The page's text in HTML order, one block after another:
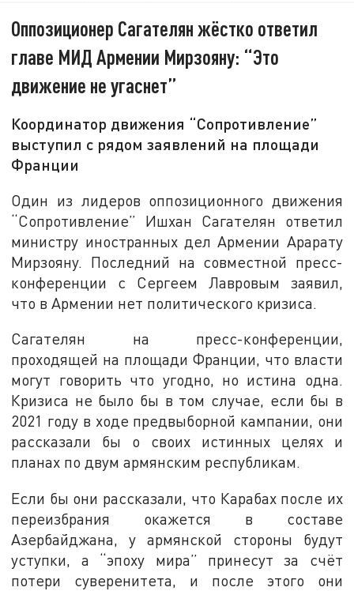
Оппозиционер Сагателян жёстко ответил
главе МИД Армении Мирзояну: “Это
движение не угаснет”
Координатор движения “Сопротивление”
выступил с рядом заявлений на площади
Франции
Один из лидеров оппозиционного движения
“Сопротивление” Ишхан Сагателян ответил
министру иностранных дел Армении Арарату
Мирзояну. Последний на совместной пресс-
конференции с Сергеем Лавровым заявил,
что в Армении нет политического кризиса.
Сагателян на пресс-конференции,
проходящей на площади Франции, что власти
могут говорить что угодно, но истина одна.
Кризиса не было бы в том случае, если бы в
2021 году в ходе предвыборной кампании, они
рассказали бы о своих истинных целях и
планах по двум армянским республикам.
Если бы они рассказали, что Карабах после их
переизбрания окажется в составе
Азербайджана, у армянской стороны будут
уступки, а “эпоху мира” принесут за счёт
потери суверенитета, и после этого они